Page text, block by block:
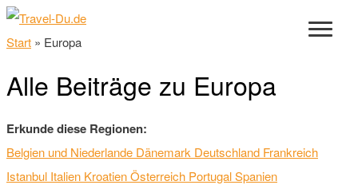
Start » Europa
Alle Beiträge zu Europa
Erkunde diese Regionen:
Belgien und Niederlande Dänemark Deutschland Frankreich
Istanbul Italien KroatienÖsterreich PortugalSpanien